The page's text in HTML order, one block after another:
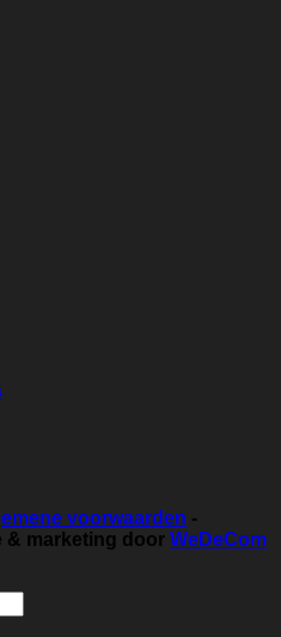
voorwaarden -
& marketing door WeDeCom